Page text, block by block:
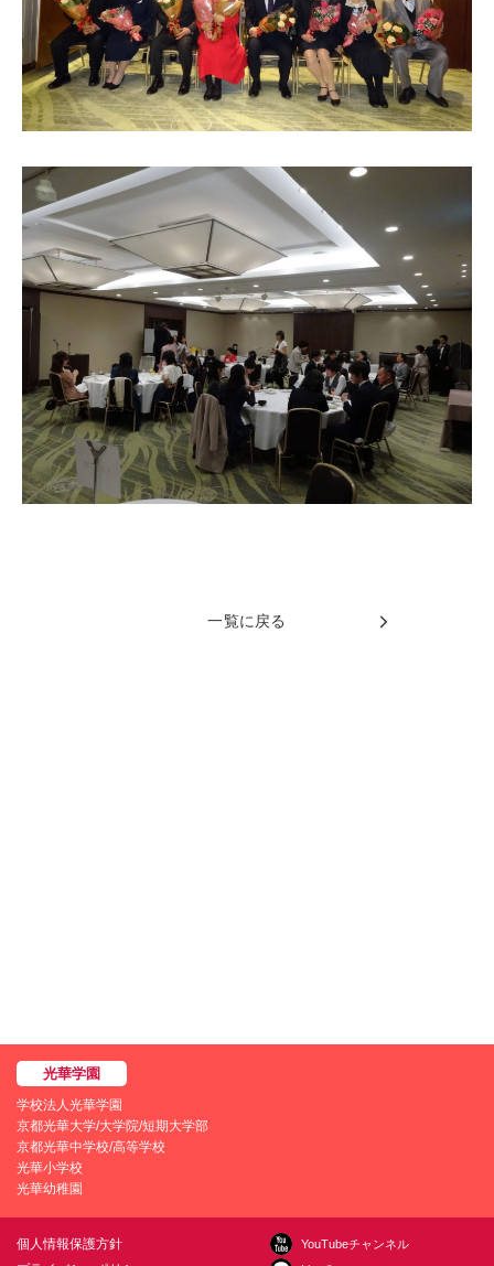
一覧に戻る
学校法人光華学園
京都光華大学/大学院/短期大学部
京都光華中学校/高等学校
光華小学校
光華幼稚園
個人情報保護方針
YouTubeチャンネル